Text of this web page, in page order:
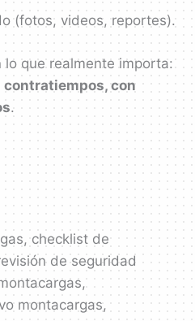
(fotos, videos, reportes).
que realmente importa:
con
.
checklist de
de seguridad
montacargas,